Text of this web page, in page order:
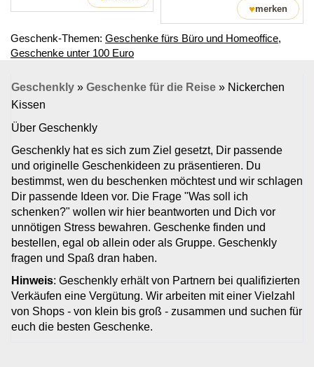
♥merken
Geschenk-Themen: Geschenke fürs Büro und Homeoffice,
Geschenke unter 100 Euro
Geschenkly » Geschenke für die Reise » Nickerchen
Kissen
Über Geschenkly
Geschenkly hat es sich zum Ziel gesetzt, Dir passende
und originelle Geschenkideen zu präsentieren. Du
bestimmst, wen du beschenken möchtest und wir schlagen
Dir passende Ideen vor. Die Frage "Was soll ich
schenken?" wollen wir hier beantworten und Dich vor
unnötigen Stress bewahren. Geschenke finden und
bestellen, egal ob allein oder als Gruppe. Geschenkly
fragen und Spaß dran haben.
Hinweis: Geschenkly erhält von Partnern bei qualifizierten
Verkäufen eine Vergütung. Wir arbeiten mit einer Vielzahl
von Shops - von klein bis groß - zusammen und suchen für
euch die besten Geschenke.